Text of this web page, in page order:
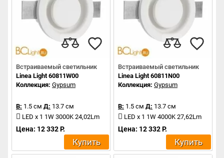
Встраиваемый светильник
Linea Light 60811W00
Коллекция: Gypsum
В: 1.5 см Д: 13.7 см
LED x 1 1W 3000K 24,02Lm
Цена: 12 332 Р.
Купить
Встраиваемый светильник
Linea Light 60811N00
Коллекция: Gypsum
В: 1.5 см Д: 13.7 см
LED x 1 1W 4000K 27,62Lm
Цена: 12 332 Р.
Купить